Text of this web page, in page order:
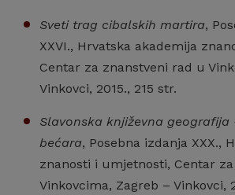
Sveti trag cibalskih martira,
XXVI., Hrvatska akademija
Centar za znanstveni rad u
Vinkovci, 2015., 215 str.
Slavonska književna
bećara, Posebna izdanja XXX.,
znanosti i umjetnosti, Centar
Vinkovcima, Zagreb – Vinkovci,